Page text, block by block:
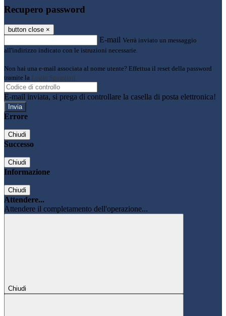
Recupero password
button close ×
E-mail Verrà inviato un messaggio
all'indirizzo indicato con le istruzioni necessarie.
Non hai una e-mail associata al nome utente? Effettua il reset della password
tramite la Login Spaggiari
E-mail inviata, si prega di controllare la casella di posta elettronica!
Errore
Chiudi
Successo
Chiudi
Informazione
Chiudi
Attendere...
Attendere il completamento dell'operazione...
Chiudi